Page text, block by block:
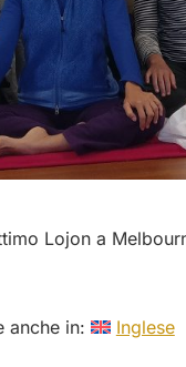
Lojon a
anche in: Inglese